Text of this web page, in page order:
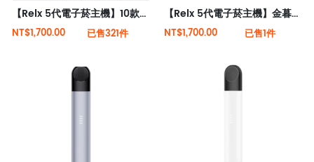
【Relx 5代電子菸主機】10款顏色 大量現貨 悅刻5代幻影霧化器單桿 電量顯示
NT$1,700.00 已售321件
【Relx 5代電子菸主機】金暮霞光 大量現貨 悅刻5代幻影霧化器單桿 電量顯示
NT$1,700.00 已售1件